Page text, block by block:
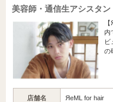
美容師・通信生アシスタ
内
ビ
の
店舗名 ЯeML for hair